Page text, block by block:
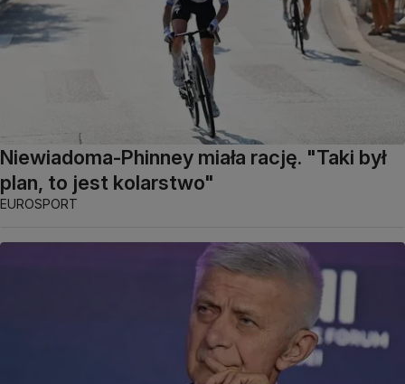
Niewiadoma-Phinney miała rację. "Taki był
plan, to jest kolarstwo"
EUROSPORT